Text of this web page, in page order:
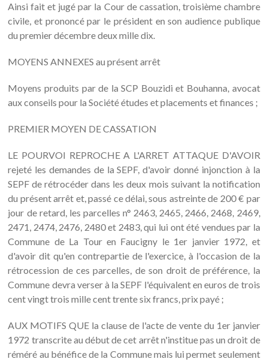
Ainsi fait et jugé par la Cour de cassation, troisième chambre
civile, et prononcé par le président en son audience publique
du premier décembre deux mille dix.
MOYENS ANNEXES au présent arrêt
Moyens produits par de la SCP Bouzidi et Bouhanna, avocat
aux conseils pour la Société études et placements et finances ;
PREMIER MOYEN DE CASSATION
LE POURVOI REPROCHE A L'ARRET ATTAQUE D'AVOIR
rejeté les demandes de la SEPF, d'avoir donné injonction à la
SEPF de rétrocéder dans les deux mois suivant la notification
du présent arrêt et, passé ce délai, sous astreinte de 200 € par
jour de retard, les parcelles n° 2463, 2465, 2466, 2468, 2469,
2471, 2474, 2476, 2480 et 2483, qui lui ont été vendues par la
Commune de La Tour en Faucigny le 1er janvier 1972, et
d'avoir dit qu'en contrepartie de l'exercice, à l'occasion de la
rétrocession de ces parcelles, de son droit de préférence, la
Commune devra verser à la SEPF l'équivalent en euros de trois
cent vingt trois mille cent trente six francs, prix payé ;
AUX MOTIFS QUE la clause de l'acte de vente du 1er janvier
1972 transcrite au début de cet arrêt n'institue pas un droit de
réméré au bénéfice de la Commune mais lui permet seulement